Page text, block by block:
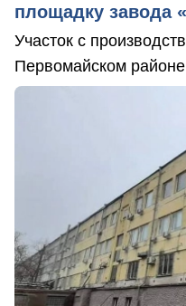
площадку завода
Участок с
Первомайском